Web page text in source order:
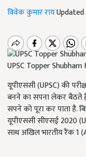
विवेक कुमार रायUpdated
UPSC Topper
यूपीएससी (UPSC) की
बनने का सपना लेकर बैठते
सपने को पूरा कर पाता है.
यूपीएससी सीएसई 2020
साथ अखिल भारतीय रैंक 1